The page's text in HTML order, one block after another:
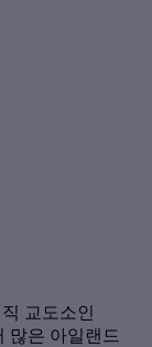
교도소인
많은 아일랜드